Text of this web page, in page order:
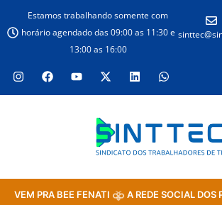
Estamos trabalhando somente com
horário agendado das 09:00 as 11:30 e
13:00 as 16:00
VEM PRA BEE FENATI
A REDE SOCIAL DOS